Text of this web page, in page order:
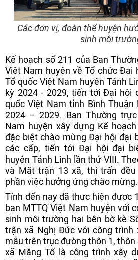
Các đơn vị, đoàn thể huyện
sinh môi
Kế hoạch số 211 của Ban
Việt Nam huyện về Tổ chức Đại
Tổ quốc Việt Nam huyện Tánh
kỳ 2024 - 2029, tiến tới Đại hội
quốc Việt Nam tỉnh Bình
2024 – 2029. Ban Thường
Nam huyện xây dựng Kế
đặc biệt chào mừng Đại hội đại
các cấp, tiến tới Đại hội đại
huyện Tánh Linh lần thứ VIII.
và Mặt trận 13 xã, thị trấn
phần việc hưởng ứng chào mừng.
Tính đến nay đã thực hiện được
ban MTTQ Việt Nam huyện với
sinh môi trường hai bên bờ kè
trận xã Nghị Đức với công trình
mẫu trên trục đường thôn 1,
xã Măng Tố là công trình xây